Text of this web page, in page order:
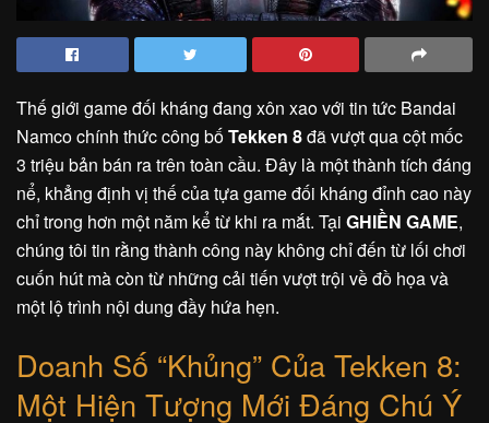
Thế giới game đối kháng đang xôn xao với tin tức Bandai
Namco chính thức công bốTekken 8đã vượt qua cột mốc
3 triệu bản bán ra trên toàn cầu. Đây là một thành tích đáng
nể, khẳng định vị thế của tựa game đối kháng đỉnh cao này
chỉ trong hơn một năm kể từ khi ra mắt. Tại GHIỀN GAME,
chúng tôi tin rằng thành công này không chỉ đến từ lối chơi
cuốn hút mà còn từ những cải tiến vượt trội về đồ họa và
một lộ trình nội dung đầy hứa hẹn.
Doanh Số “Khủng” Của Tekken 8:
Một Hiện Tượng Mới Đáng Chú Ý